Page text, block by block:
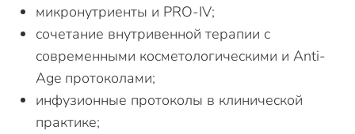
микронутриенты и PRO-IV;
сочетание внутривенной терапии с
современными косметологическими и Аnti-
Аge протоколами;
инфузионные протоколы в клинической
практике;